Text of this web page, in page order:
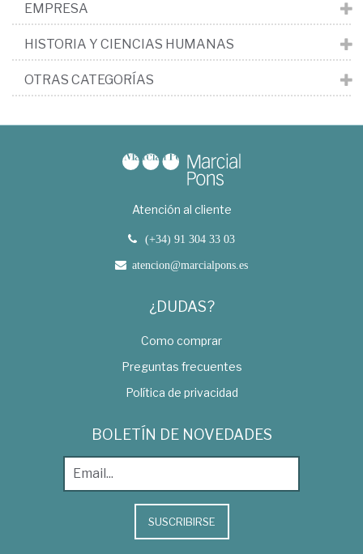
EMPRESA
HISTORIA Y CIENCIAS HUMANAS
OTRAS CATEGORÍAS
Atención al cliente
(+34) 91 304 33 03
atencion@marcialpons.es
¿DUDAS?
Como comprar
Preguntas frecuentes
Política de privacidad
BOLETÍN DE NOVEDADES
SUSCRIBIRSE